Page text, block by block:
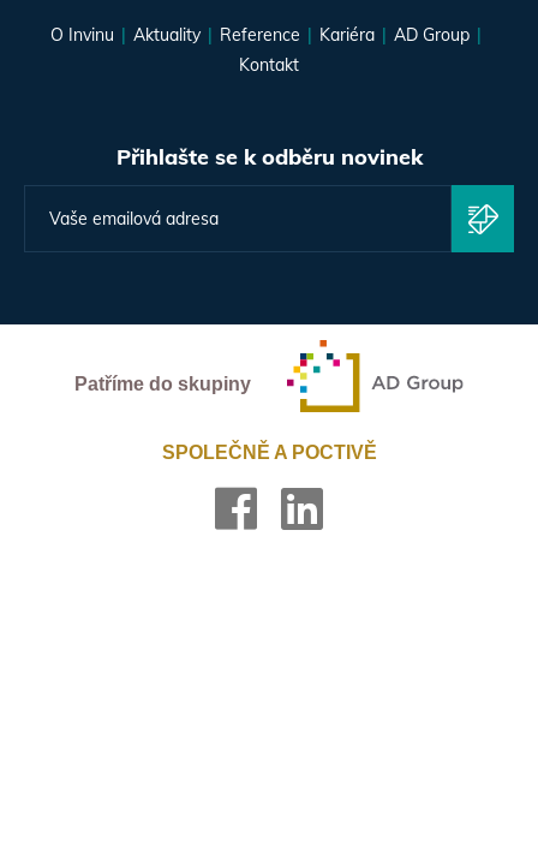
O Invinu Aktuality Reference Kariéra
AD Group
Kontakt
Přihlašte se k odběru novinek
Patříme do skupiny
SPOLEČNĚ A POCTIVĚ